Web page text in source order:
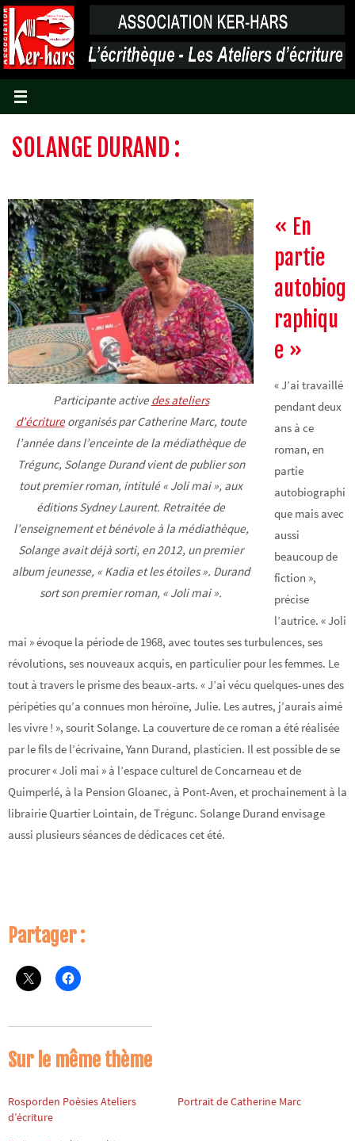
Passer
vers
le
contenu
SOLANGE DURAND :
Participante activedes ateliers
d’écritureorganisés par Catherine Marc, toute
l’année dans l’enceinte de la médiathèque de
Trégunc, Solange Durand vient de publier son
tout premier roman, intitulé « Joli mai », aux
éditions Sydney Laurent. Retraitée de
l’enseignement et bénévole à la médiathèque,
Solange avait déjà sorti, en 2012, un premier
album jeunesse, « Kadia et les étoiles ». Durand
sort son premier roman, « Joli mai ».
« En
partie
autobiog
raphiqu
e »
« J’ai travaillé
pendant deux
ans à ce
roman, en
partie
autobiographi
que mais avec
aussi
beaucoup de
fiction »,
précise
l’autrice. « Joli
mai » évoque la période de 1968, avec toutes ses turbulences, ses
révolutions, ses nouveaux acquis, en particulier pour les femmes. Le
tout à travers le prisme des beaux-arts. « J’ai vécu quelques-unes des
péripéties qu’a connues mon héroïne, Julie. Les autres, j’aurais aimé
les vivre ! », sourit Solange. La couverture de ce roman a été réalisée
par le fils de l’écrivaine, Yann Durand, plasticien. Il est possible de se
procurer « Joli mai » à l’espace culturel de Concarneau et de
Quimperlé, à la Pension Gloanec, à Pont-Aven, et prochainement à la
librairie Quartier Lointain, de Trégunc. Solange Durand envisage
aussi plusieurs séances de dédicaces cet été.
Partager :
Sur le même thème
Rosporden Poèsies Ateliers
d’écriture
Portrait de Catherine Marc